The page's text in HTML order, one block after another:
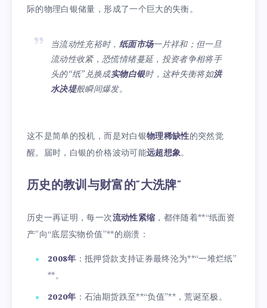
际的物理白银储量，形成了一个巨大的失衡。
当流动性充裕时， 纸面市场一片祥和；但一旦
流动性收紧，恐慌情绪蔓延，投资者争相将手
头的“纸”兑换成实物白银时，这种失衡将如洪
水决堤般瞬间爆发。
这不是简单的投机，而是对白银物理稀缺性的突然觉
醒。届时，白银的价格波动可能远超想象。
历史的教训与财富的“大洗牌”
历史一再证明，每一次流动性紧缩 ，都伴随着**“纸面资
产”向“底层实物价值”**的崩溃：
2008年 ：抵押贷款支持证券最终沦为**“一堆烂纸”
**。
2020年 ：石油期货跌至**“负值”**，荒诞至极。